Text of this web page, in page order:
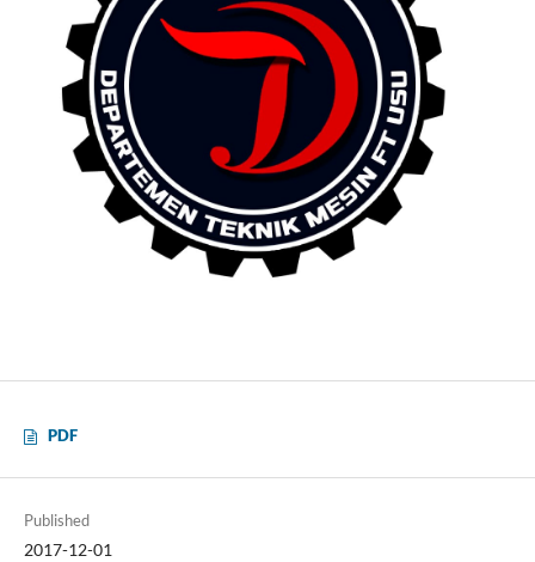
PDF
Published
2017-12-01